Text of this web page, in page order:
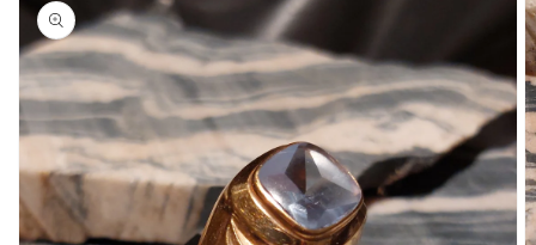
product
information